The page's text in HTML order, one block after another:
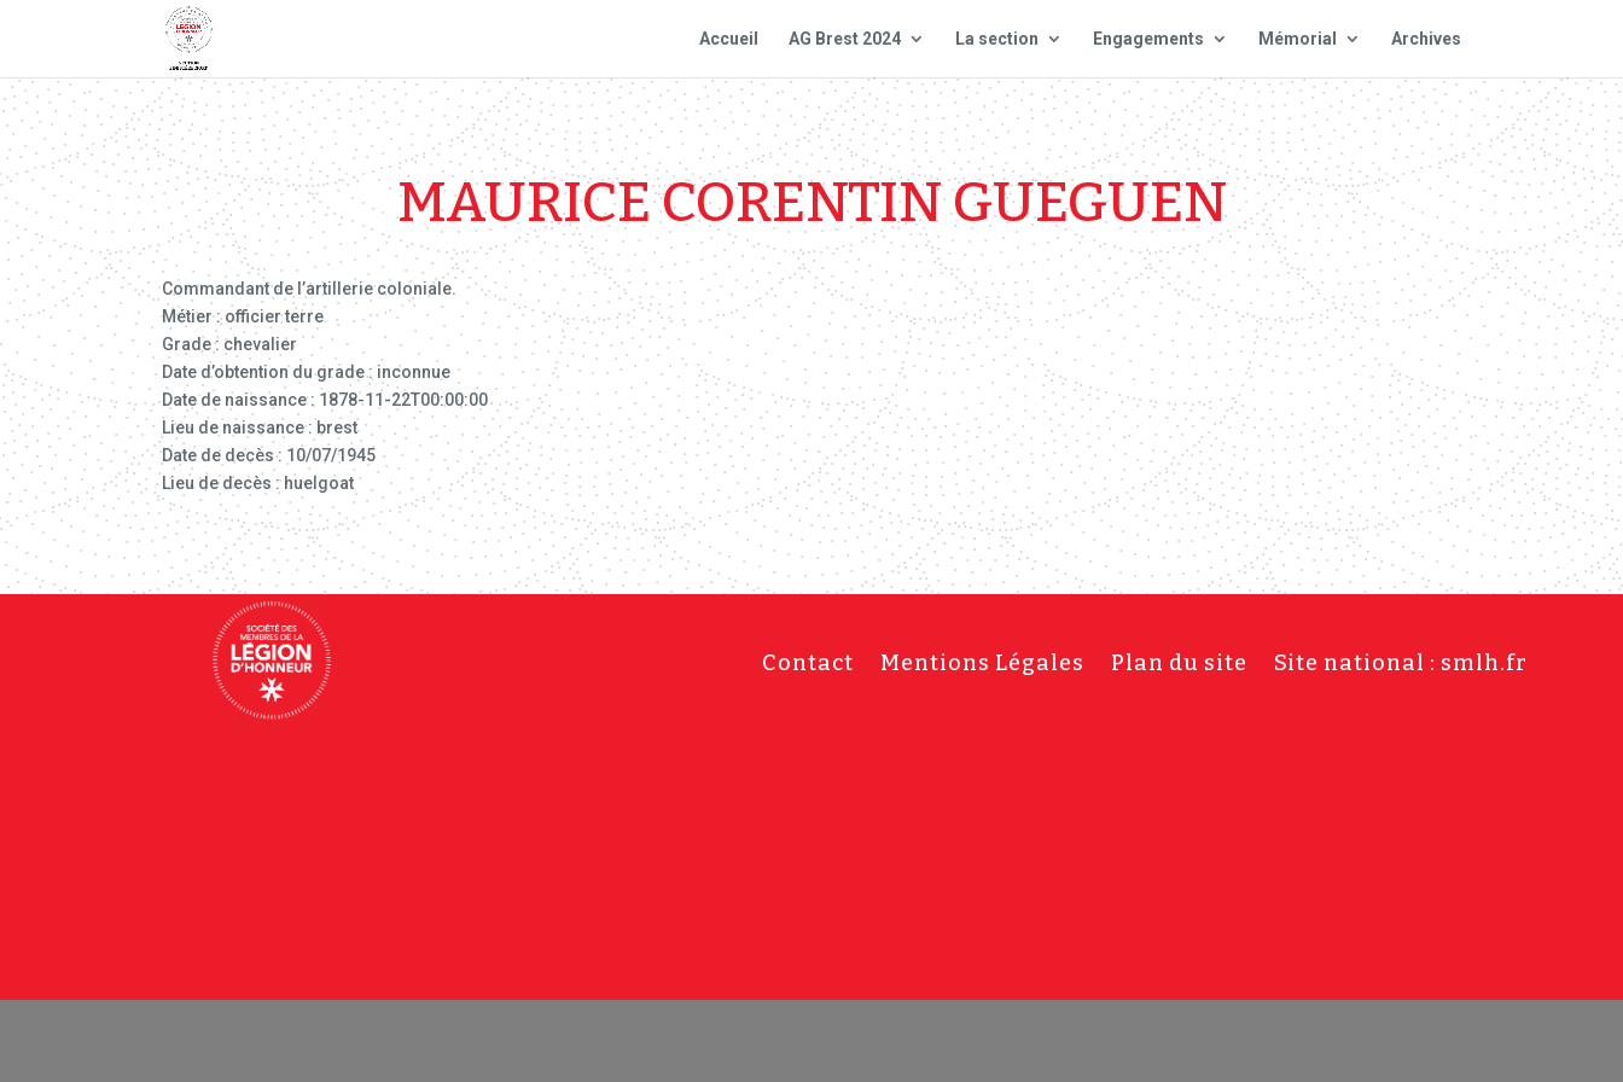
Accueil AG Brest 2024 La section Engagements Mémorial Archives
MAURICE CORENTIN GUEGUEN
Commandant de l’artillerie coloniale.
Métier : officier terre
Grade : chevalier
Date d’obtention du grade : inconnue
Date de naissance : 1878-11-22T00:00:00
Lieu de naissance : brest
Date de decès : 10/07/1945
Lieu de decès : huelgoat
Contact Mentions Légales Plan du site Site national : smlh.fr